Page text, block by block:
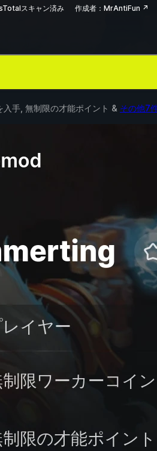
スキャン済み 作成者：MrAntiFun ↗
手, 無制限の才能ポイント & その他7